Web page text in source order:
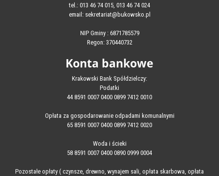
tel.: 013 46 74 015, 013 46 74 024
email: sekretariat@bukowsko.pl
NIP Gminy : 6871785579
Regon: 370440732
Konta bankowe
Krakowski Bank Spółdzielczy:
Podatki
44 8591 0007 0400 0899 7412 0010
Opłata za gospodarowanie odpadami komunalnymi
65 8591 0007 0400 0899 7412 0020
Woda i ścieki
58 8591 0007 0400 0890 0999 0004
Pozostałe opłaty ( czynsze, drewno, wynajem sali, opłata skarbowa, opłata